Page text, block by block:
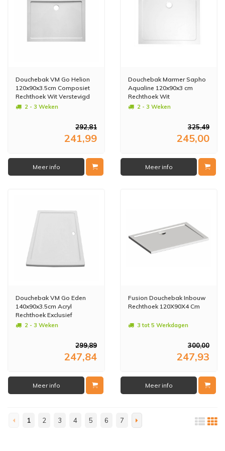
Douchebak VM Go Helion
120x90x3.5cm Composiet
Rechthoek Wit Verstevigd
2 - 3 Weken
292,81
241,99
Meer info
Douchebak Marmer Sapho
Aqualine 120x90x3 cm
Rechthoek Wit
2 - 3 Weken
325,49
245,00
Meer info
Douchebak VM Go Eden
140x90x3.5cm Acryl
Rechthoek Exclusief
Potenset
2 - 3 Weken
299,89
247,84
Meer info
Fusion Douchebak Inbouw
Rechthoek 120X90X4 Cm
3 tot 5 Werkdagen
300,00
247,93
Meer info
1 2 3 4 5 6 7